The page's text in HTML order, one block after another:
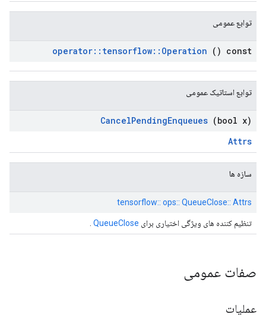
توابع عمومی
operator:: tensorflow:: Operation () const
توابع استاتیک عمومی
CancelPendingEnqueues (bool x)
Attrs
سازه ها
tensorflow:: ops:: QueueClose:: Attrs
تنظیم کننده های ویژگی اختیاری برای QueueClose
صفات عمومی
عملیات